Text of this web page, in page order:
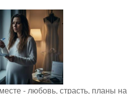
- любовь, страсть, планы на